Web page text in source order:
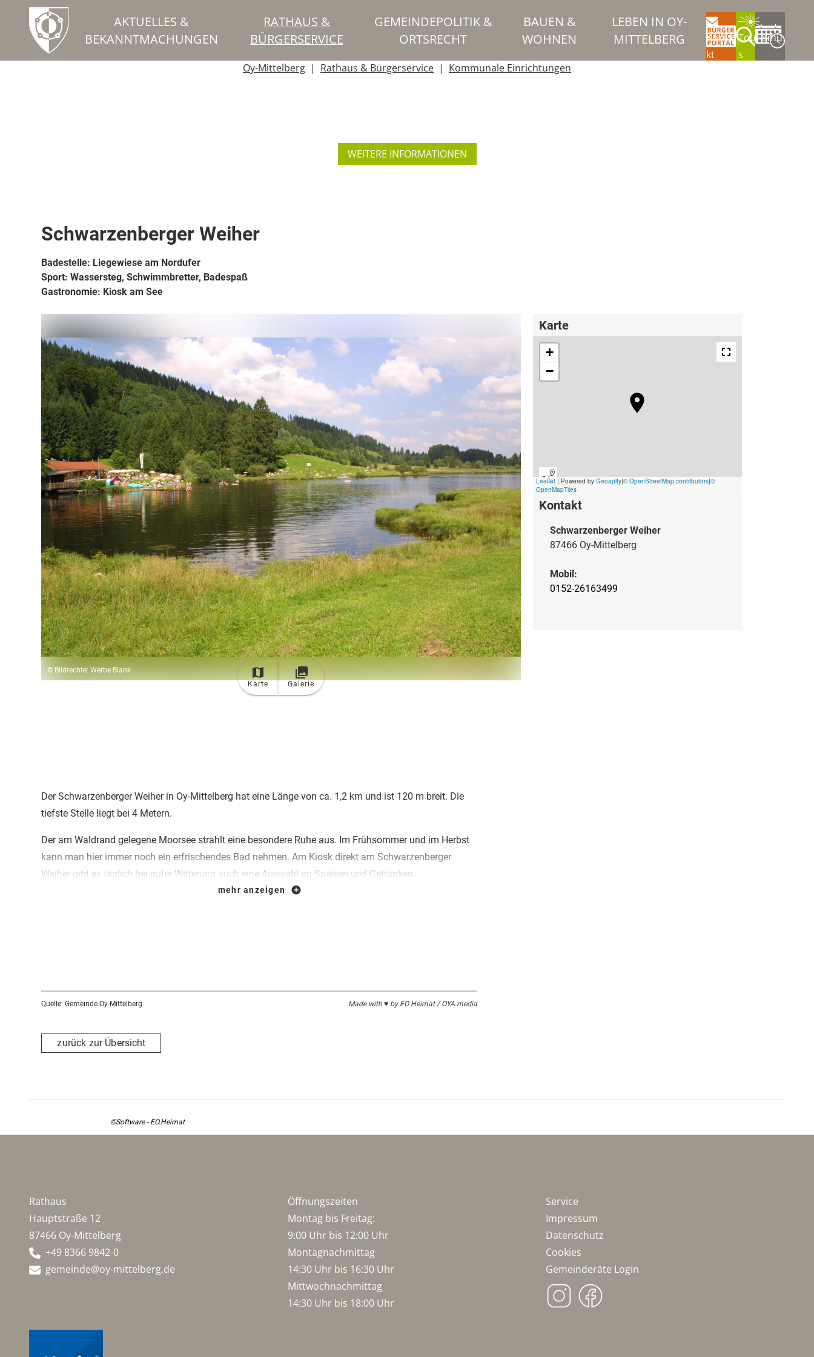
AKTUELLES &
BEKANNTMACHUNGEN
RATHAUS &
BÜRGERSERVICE
GEMEINDEPOLITIK &
ORTSRECHT
BAUEN &
WOHNEN
LEBEN IN OY-
MITTELBERG
Konta
kt
Tourismu
s
Oy-Mittelberg
Rathaus & Bürgerservice Kommunale Einrichtungen
WEITERE INFORMATIONEN
Schwarzenberger Weiher
Badestelle: Liegewiese am Nordufer
Sport: Wassersteg, Schwimmbretter, Badespaß
Gastronomie: Kiosk am See
© Bildrechte: Werbe Blank
Karte
Galerie
Der Schwarzenberger Weiher in Oy-Mittelberg hat eine Länge von ca. 1,2 km und ist 120 m breit. Die
tiefste Stelle liegt bei 4 Metern.
Der am Waldrand gelegene Moorsee strahlt eine besondere Ruhe aus. Im Frühsommer und im Herbst
kann man hier immer noch ein erfrischendes Bad nehmen. Am Kiosk direkt am Schwarzenberger
Weiher gibt es täglich bei guter Witterung auch eine Auswahl an Speisen und Getränken.
mehr anzeigen
Quelle: Gemeinde Oy-Mittelberg Made with ♥ by EO Heimat / OYA media
zurück zur Übersicht
Karte
Kontakt
Schwarzenberger Weiher
87466 Oy-Mittelberg
Mobil:
0152-26163499
©Software - EO.Heimat
Rathaus
Hauptstraße 12
87466 Oy-Mittelberg
+49 8366 9842-0
gemeinde@oy-mittelberg.de
Öffnungszeiten
Montag bis Freitag:
9:00 Uhr bis 12:00 Uhr
Montagnachmittag
14:30 Uhr bis 16:30 Uhr
Mittwochnachmittag
14:30 Uhr bis 18:00 Uhr
Service
Impressum
Datenschutz
Cookies
Gemeinderäte Login